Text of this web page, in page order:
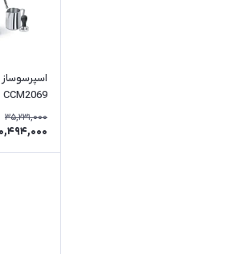
CCM2069
35,231,000